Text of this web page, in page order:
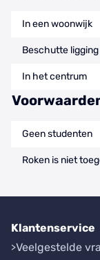
In een woonwijk
Beschutte ligging
In het centrum
Geen studenten
Roken is niet
Klantenservice
Veelgestelde